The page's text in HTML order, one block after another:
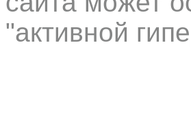
"активной